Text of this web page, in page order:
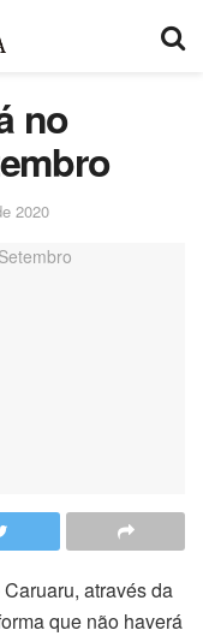
no
2020
através da
que não haverá